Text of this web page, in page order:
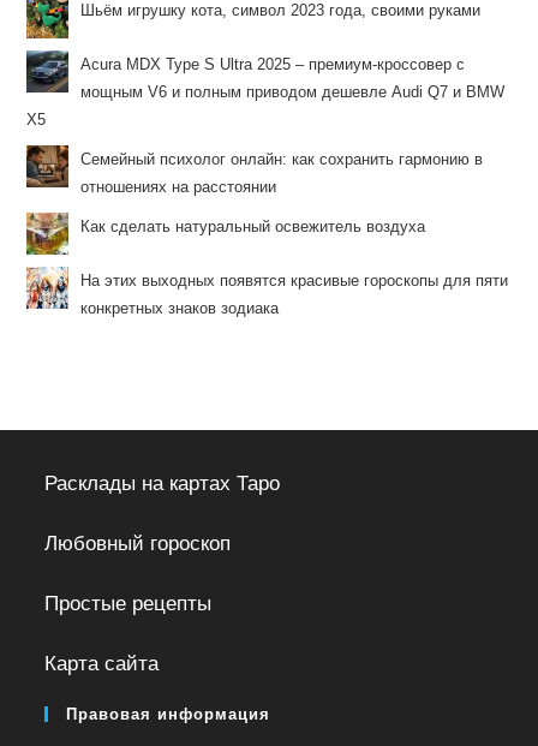
Шьём игрушку кота, символ 2023 года, своими руками
Acura MDX Type S Ultra 2025 – премиум-кроссовер с
мощным V6 и полным приводом дешевле Audi Q7 и BMW
X5
Семейный психолог онлайн: как сохранить гармонию в
отношениях на расстоянии
Как сделать натуральный освежитель воздуха
На этих выходных появятся красивые гороскопы для пяти
конкретных знаков зодиака
Расклады на картах Таро
Любовный гороскоп
Простые рецепты
Карта сайта
Правовая информация